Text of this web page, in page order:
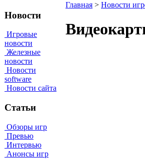
Новости
Игровые
новости
Железные
новости
Новости
software
Новости сайта
Статьи
Обзоры игр
Превью
Интервью
Анонсы игр
Главная > Новости